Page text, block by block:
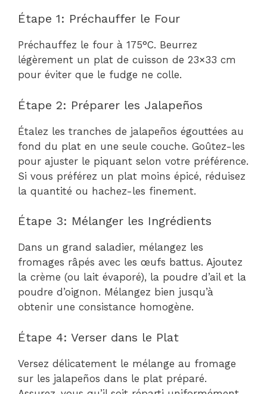
Étape 1: Préchauffer le Four
Préchauffez le four à 175°C. Beurrez
légèrement un plat de cuisson de 23×33 cm
pour éviter que le fudge ne colle.
Étape 2: Préparer les Jalapeños
Étalez les tranches de jalapeños égouttées au
fond du plat en une seule couche. Goûtez-les
pour ajuster le piquant selon votre préférence.
Si vous préférez un plat moins épicé, réduisez
la quantité ou hachez-les finement.
Étape 3: Mélanger les Ingrédients
Dans un grand saladier, mélangez les
fromages râpés avec les œufs battus. Ajoutez
la crème (ou lait évaporé), la poudre d’ail et la
poudre d’oignon. Mélangez bien jusqu’à
obtenir une consistance homogène.
Étape 4: Verser dans le Plat
Versez délicatement le mélange au fromage
sur les jalapeños dans le plat préparé.